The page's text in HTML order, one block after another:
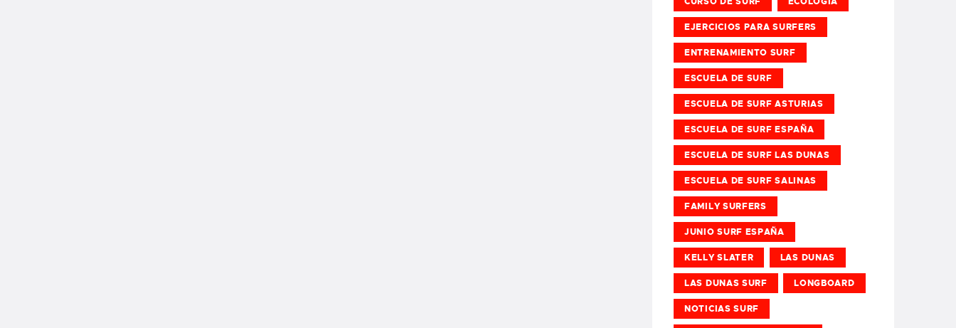
EJERCICIOS PARA SURFERS
ENTRENAMIENTO SURF
ESCUELA DE SURF
ESCUELA DE SURF ASTURIAS
ESCUELA DE SURF ESPAÑA
ESCUELA DE SURF LAS DUNAS
ESCUELA DE SURF SALINAS
FAMILY SURFERS
JUNIO SURF ESPAÑA
KELLY SLATER LAS DUNAS
LAS DUNAS SURF LONGBOARD
NOTICIAS SURF